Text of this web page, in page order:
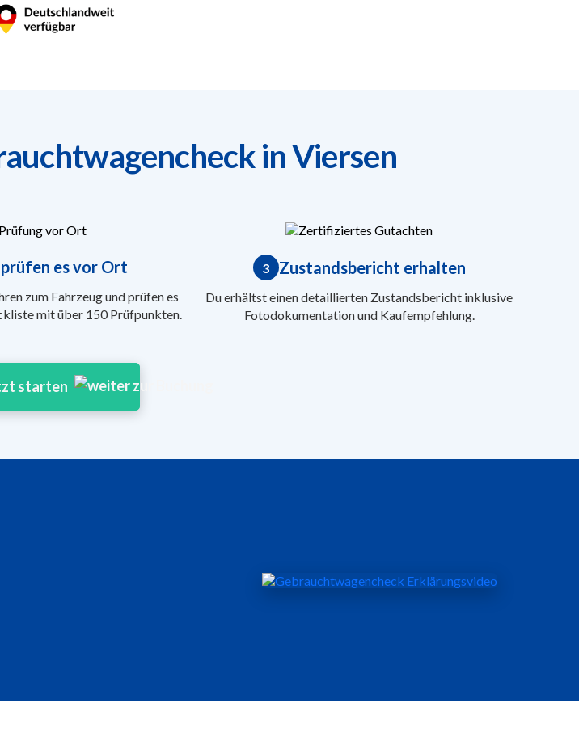
in Viersen
es vor Ort
zum Fahrzeug und prüfen es
mit über 150 Prüfpunkten.
3 Zustandsbericht erhalten
Du erhältst einen detaillierten Zustandsbericht inklusive
Fotodokumentation und Kaufempfehlung.
starten